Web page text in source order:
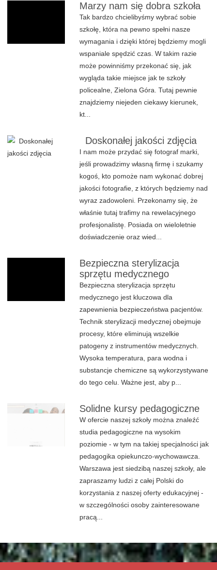
Marzy nam się dobra szkoła
Tak bardzo chcielibyśmy wybrać sobie
szkołę, która na pewno spełni nasze
wymagania i dzięki której będziemy mogli
wspaniale spędzić czas. W takim razie
może powinniśmy przekonać się, jak
wygląda takie miejsce jak te szkoły
policealne, Zielona Góra. Tutaj pewnie
znajdziemy niejeden ciekawy kierunek,
kt...
Doskonałej jakości zdjęcia
I nam może przydać się fotograf marki,
jeśli prowadzimy własną firmę i szukamy
kogoś, kto pomoże nam wykonać dobrej
jakości fotografie, z których będziemy nad
wyraz zadowoleni. Przekonamy się, że
właśnie tutaj trafimy na rewelacyjnego
profesjonalistę. Posiada on wieloletnie
doświadczenie oraz wied...
Bezpieczna sterylizacja
sprzętu medycznego
Bezpieczna sterylizacja sprzętu
medycznego jest kluczowa dla
zapewnienia bezpieczeństwa pacjentów.
Technik sterylizacji medycznej obejmuje
procesy, które eliminują wszelkie
patogeny z instrumentów medycznych.
Wysoka temperatura, para wodna i
substancje chemiczne są wykorzystywane
do tego celu. Ważne jest, aby p...
Solidne kursy pedagogiczne
W ofercie naszej szkoły można znaleźć
studia pedagogiczne na wysokim
poziomie - w tym na takiej specjalności jak
pedagogika opiekunczo-wychowawcza.
Warszawa jest siedzibą naszej szkoły, ale
zapraszamy ludzi z całej Polski do
korzystania z naszej oferty edukacyjnej -
w szczególności osoby zainteresowane
pracą...